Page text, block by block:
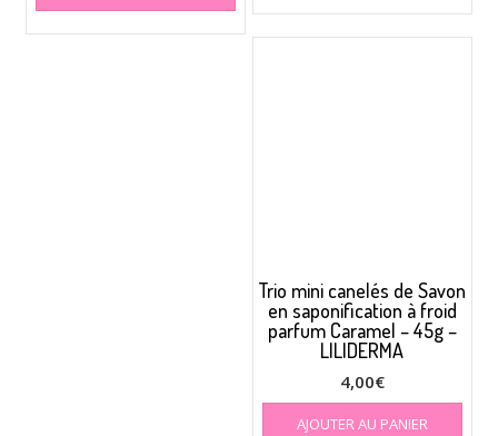
Trio mini canelés de Savon
en saponification à froid
parfum Caramel – 45g –
LILIDERMA
4,00€
AJOUTER AU PANIER